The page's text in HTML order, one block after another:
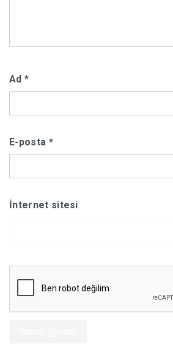
Ad *
E-posta *
İnternet sitesi